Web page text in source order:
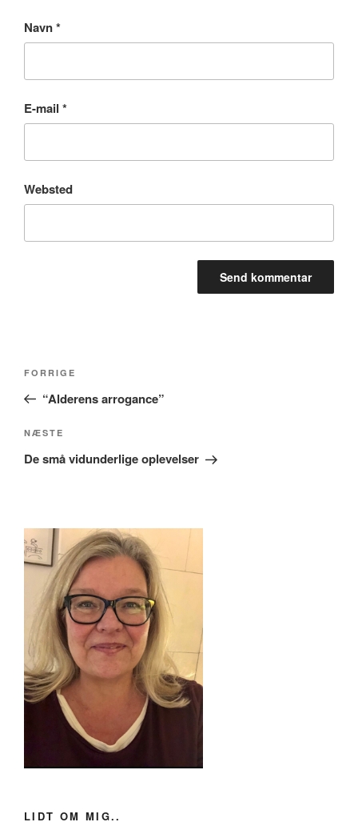
Navn*
E-mail *
Websted
Forrige
indlæg
FORRIGE
“Alderens arrogance”
Næste
indlæg
NÆSTE
De små vidunderlige oplevelser
LIDT OM MIG..